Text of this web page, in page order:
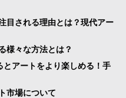
目される理由とは？現代アー
様々な方法とは？
とアートをより楽しめる！手
市場について